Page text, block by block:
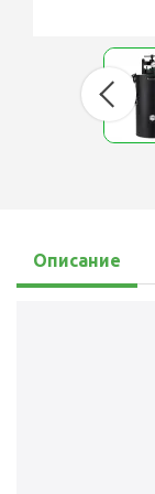
Описание